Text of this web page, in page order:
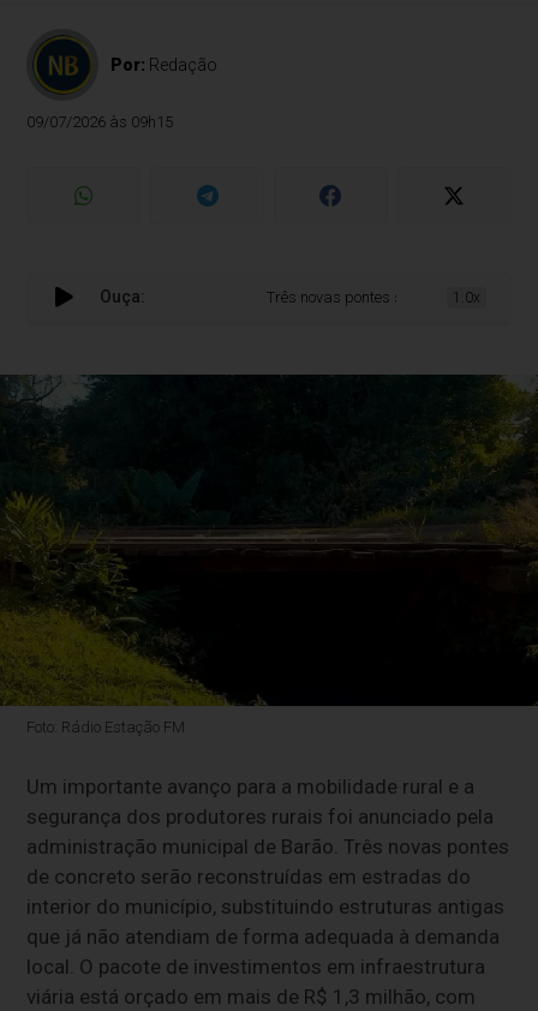
Por: Redação
09/07/2026 às 09h15
Ouça: Três novas pontes serão construídas no
1.0x
Foto: Rádio Estação FM
Um importante avanço para a mobilidade rural e a
segurança dos produtores rurais foi anunciado pela
administração municipal de Barão. Três novas pontes
de concreto serão reconstruídas em estradas do
interior do município, substituindo estruturas antigas
que já não atendiam de forma adequada à demanda
local. O pacote de investimentos em infraestrutura
viária está orçado em mais de R$ 1,3 milhão, com